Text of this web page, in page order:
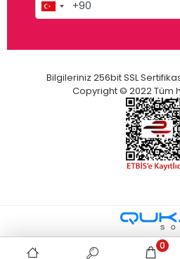
Bilgileriniz 256bit SSL
Copyright © 2022 Tüm
0